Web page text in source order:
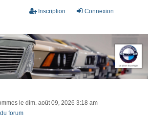
Connexion
Inscription
le dim. août 09, 2026 3:18 am
forum